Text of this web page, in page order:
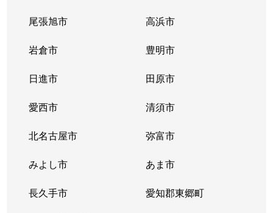
尾張旭市 高浜市
岩倉市 豊明市
日進市 田原市
愛西市 清須市
北名古屋市 弥富市
みよし市 あま市
長久手市 愛知郡東郷町